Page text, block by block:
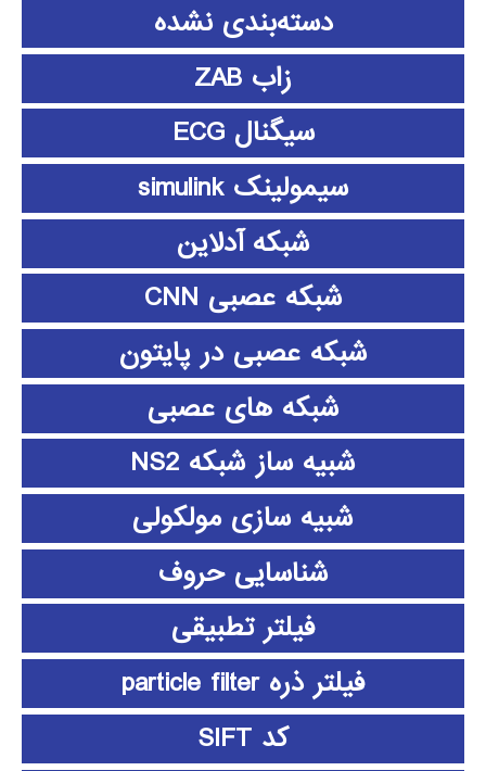
دسته‌بندی نشده
زاب ZAB
سیگنال ECG
سیمولینک simulink
شبکه آدلاین
شبکه عصبی CNN
شبکه عصبی در پایتون
شبکه های عصبی
شبیه ساز شبکه NS2
شبیه سازی مولکولی
شناسایی حروف
فیلتر تطبیقی
فیلتر ذره particle filter
کد SIFT